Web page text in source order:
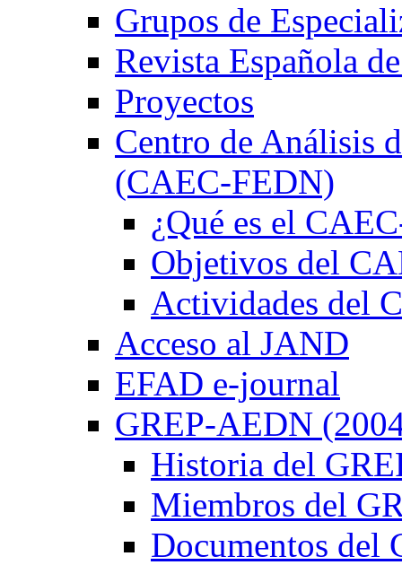
Grupos de
Revista Española
Proyectos
Centro de Análisis
(CAEC-FEDN)
¿Qué es el
Objetivos del
Actividades del
Acceso al JAND
EFAD e-journal
GREP-AEDN
Historia del
Miembros del
Documentos del